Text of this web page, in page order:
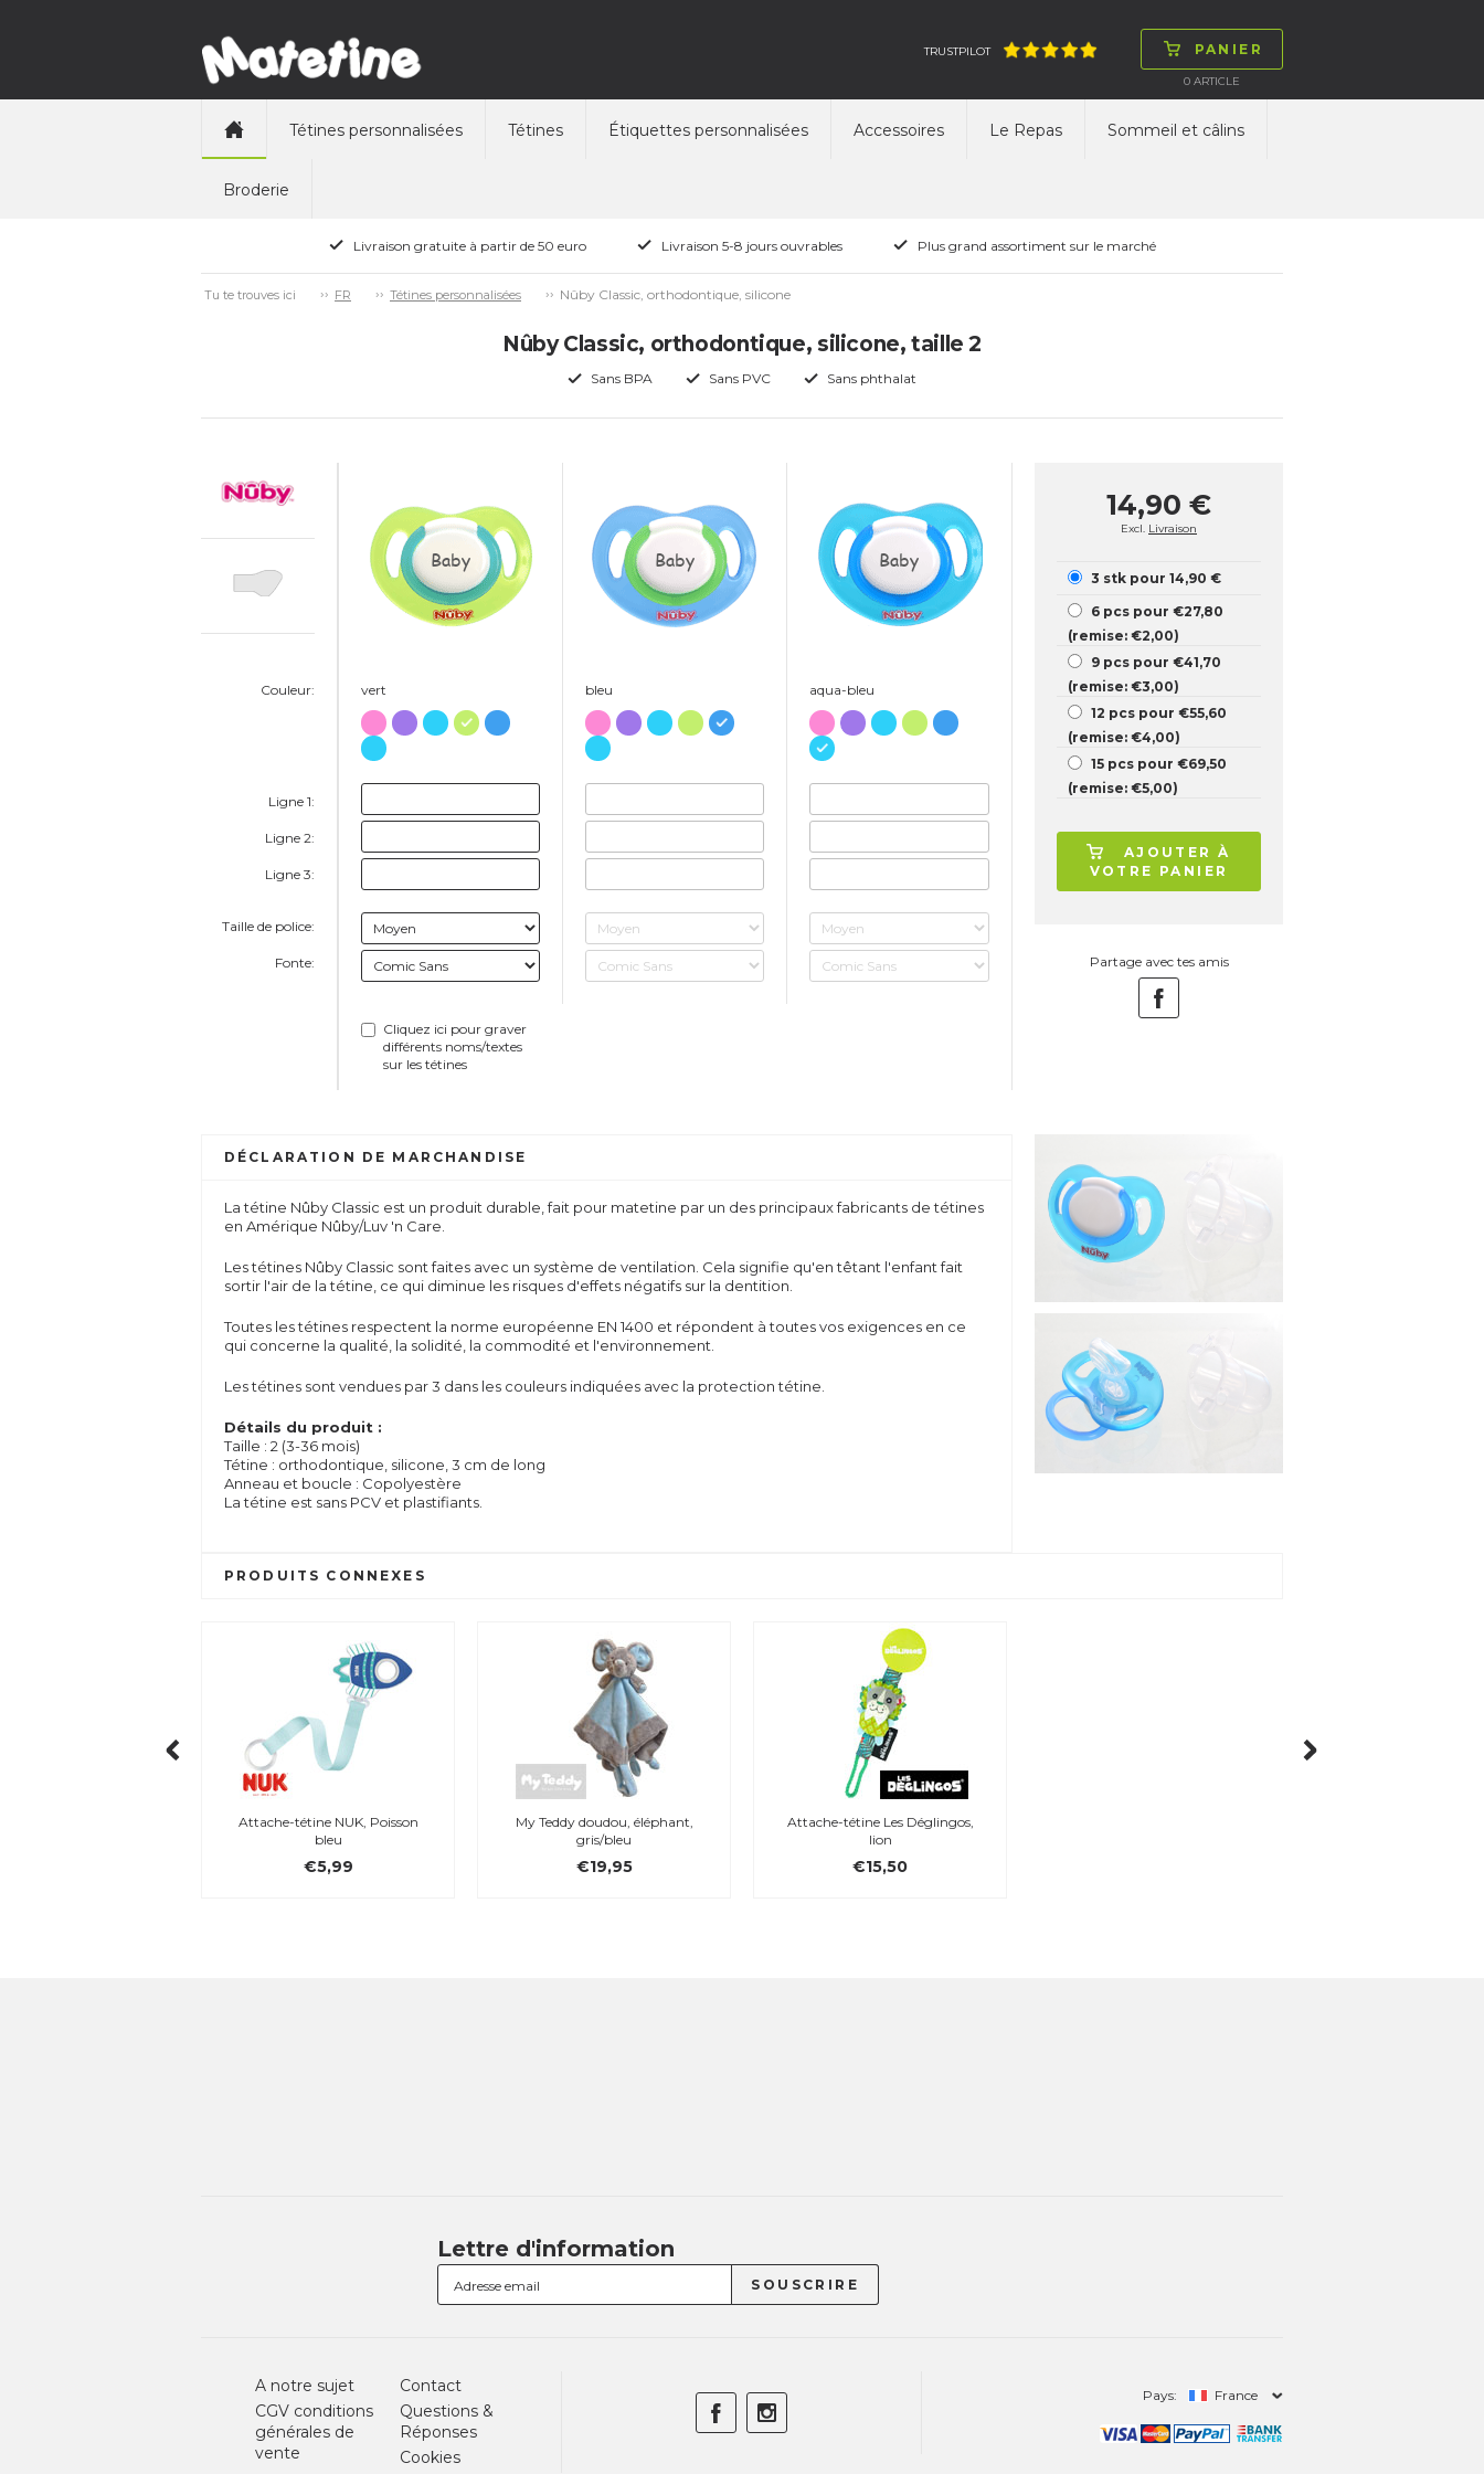
PANIER
0 ARTICLE
TRUSTPILOT
Tétines personnalisées Tétines Étiquettes personnalisées Accessoires Le Repas Sommeil et câlins
Broderie
Livraison gratuite à partir de 50 euro Livraison 5-8 jours ouvrables Plus grand assortiment sur le marché
Tu te trouves ici FR Tétines personnalisées Nûby Classic, orthodontique, silicone
Nûby Classic, orthodontique, silicone, taille 2
Sans BPA Sans PVC Sans phthalat
Couleur:
Ligne 1:
Ligne 2:
Ligne 3:
Taille de police:
Fonte:
Baby
vert
Cliquez ici pour graver
différents noms/textes
sur les tétines
Baby
bleu
Baby
aqua-bleu
14,90 €
Excl. Livraison
3 stk pour 14,90 €
6 pcs pour €27,80
(remise: €2,00)
9 pcs pour €41,70
(remise: €3,00)
12 pcs pour €55,60
(remise: €4,00)
15 pcs pour €69,50
(remise: €5,00)
AJOUTER À
VOTRE PANIER
Partage avec tes amis
DÉCLARATION DE MARCHANDISE
La tétine Nûby Classic est un produit durable, fait pour matetine par un des principaux fabricants de tétines
en Amérique Nûby/Luv 'n Care.
Les tétines Nûby Classic sont faites avec un système de ventilation. Cela signifie qu'en têtant l'enfant fait
sortir l'air de la tétine, ce qui diminue les risques d'effets négatifs sur la dentition.
Toutes les tétines respectent la norme européenne EN 1400 et répondent à toutes vos exigences en ce
qui concerne la qualité, la solidité, la commodité et l'environnement.
Les tétines sont vendues par 3 dans les couleurs indiquées avec la protection tétine.
Détails du produit :
Taille : 2 (3-36 mois)
Tétine : orthodontique, silicone, 3 cm de long
Anneau et boucle : Copolyestère
La tétine est sans PCV et plastifiants.
PRODUITS CONNEXES
Attache-tétine NUK, Poisson
bleu
€5,99
My Teddy doudou, éléphant,
gris/bleu
€19,95
Attache-tétine Les Déglingos,
lion
€15,50
Lettre d'information
A notre sujet
CGV conditions
générales de
vente
Contact
Questions &
Réponses
Cookies
Pays: France